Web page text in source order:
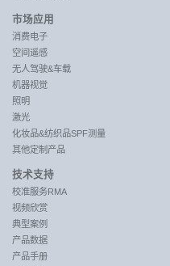
市场应用
消费电子
空间遥感
无人驾驶&车载
机器视觉
照明
激光
化妆品&纺织品SPF测量
其他定制产品
技术支持
校准服务RMA
视频欣赏
典型案例
产品数据
产品手册